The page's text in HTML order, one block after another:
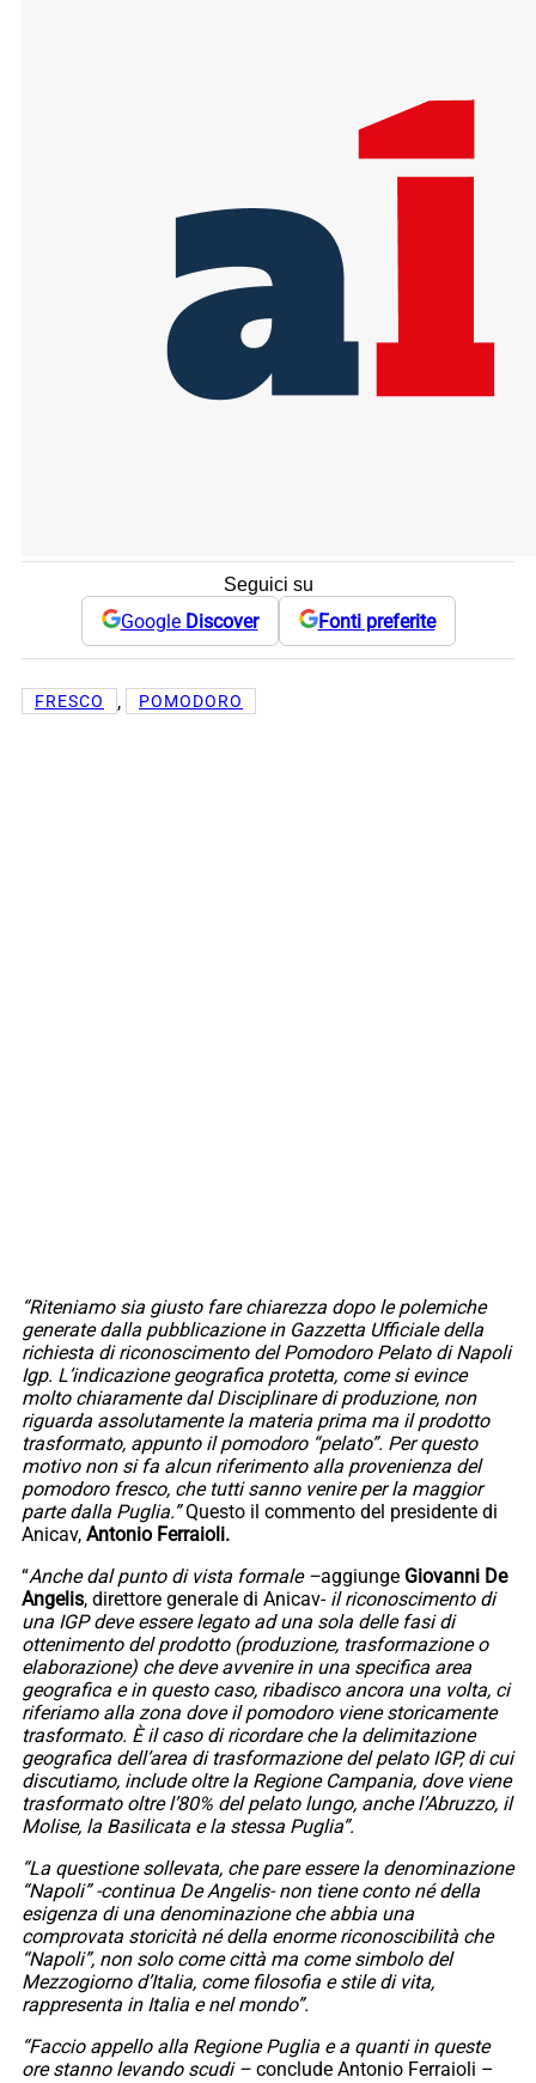
Seguici su
Google Discover Fonti preferite
FRESCO , POMODORO
“Riteniamo sia giusto fare chiarezza dopo le polemiche
generate dalla pubblicazione in Gazzetta Ufficiale della
richiesta di riconoscimento del Pomodoro Pelato di Napoli
Igp. L’indicazione geografica protetta, come si evince
molto chiaramente dal Disciplinare di produzione, non
riguarda assolutamente la materia prima ma il prodotto
trasformato, appunto il pomodoro “pelato”. Per questo
motivo non si fa alcun riferimento alla provenienza del
pomodoro fresco, che tutti sanno venire per la maggior
parte dalla Puglia.”Questo il commento del presidente di
Anicav, Antonio Ferraioli.
“Anche dal punto di vista formale –aggiunge Giovanni De
Angelis, direttore generale di Anicav-il riconoscimento di
una IGP deve essere legato ad una sola delle fasi di
ottenimento del prodotto (produzione, trasformazione o
elaborazione) che deve avvenire in una specifica area
geografica e in questo caso, ribadisco ancora una volta, ci
riferiamo alla zona dove il pomodoro viene storicamente
trasformato. È il caso di ricordare che la delimitazione
geografica dell’area di trasformazione del pelato IGP, di cui
discutiamo, include oltre la Regione Campania, dove viene
trasformato oltre l’80% del pelato lungo, anche l’Abruzzo, il
Molise, la Basilicata e la stessa Puglia”.
“La questione sollevata, che pare essere la denominazione
“Napoli” -continua De Angelis- non tiene conto né della
esigenza di una denominazione che abbia una
comprovata storicità né della enorme riconoscibilità che
“Napoli”, non solo come città ma come simbolo del
Mezzogiorno d’Italia, come filosofia e stile di vita,
rappresenta in Italia e nel mondo”.
“Faccio appello alla Regione Puglia e a quanti in queste
ore stanno levando scudi – conclude Antonio Ferraioli –